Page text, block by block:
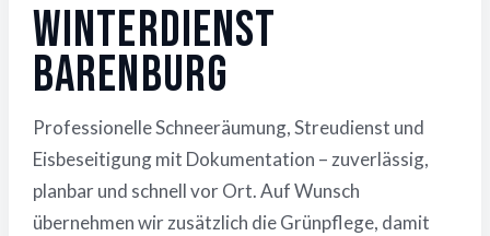
Winterdienst
Barenburg
Professionelle Schneeräumung, Streudienst und
Eisbeseitigung mit Dokumentation – zuverlässig,
planbar und schnell vor Ort. Auf Wunsch
übernehmen wir zusätzlich die Grünpflege, damit